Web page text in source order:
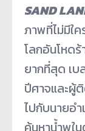
SAND
ภาพที่ไม่มีใ
โลกอันโหดร้
ยากที่สุด เบ
ปีศาจและผู้
ไปกับนายอ
ค้นหาน้ำพุใ